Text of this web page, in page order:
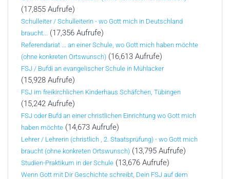
(17,855 Aufrufe)
Schulleiter / Schulleiterin - wo Gott mich in Deutschland
braucht...
(17,356 Aufrufe)
Referendariat ... an einer Schule, wo Gott mich haben möchte
(ohne konkreten Ortswunsch) (16,613 Aufrufe)
FSJ / Bufdi an evangelischer Schule in Mühlacker
(15,928 Aufrufe)
FSJ im freikirchlichen Kinderhaus Schäfchen, Tübingen
(15,242 Aufrufe)
FSJ oder Bufd an einer christlichen Einrichtung wo Gott mich
haben möchte (14,673 Aufrufe)
Lehrer / Lehrerin (christlich , 2. Staatsprüfung) - wo Gott mich
braucht (ohne konkreten Ortswunsch) (13,795 Aufrufe)
Studien-Praktikum in der Schule (13,676 Aufrufe)
Wenn Gott mit Dir Geschichte schreibt, Dein FSJ auf dem